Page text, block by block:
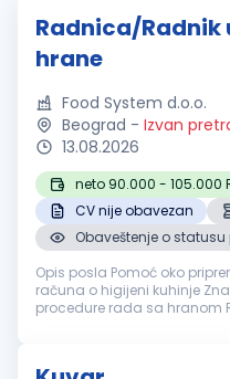
Radnica/Radnik
hrane
Food System d.o.o.
Beograd - Izvan
13.08.2026
neto 90.000 - 105.000
CV nije obavezan
Obaveštenje o statusu
Opis posla Pomoć oko pripreme hrane i sastojaka Vođenje
računa o higijeni kuhinje Znanje i veštine Poznavanje
procedure rada sa hranom Radno iskustvo Potrebno Profil